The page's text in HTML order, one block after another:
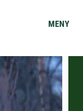
MENY